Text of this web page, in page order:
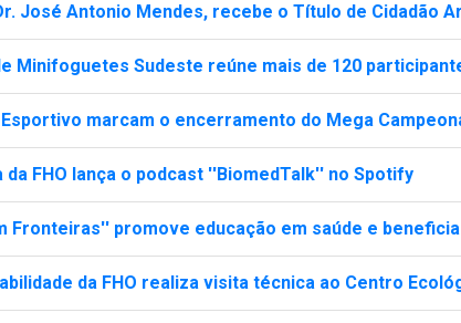
José Antonio Mendes, recebe o Título de Cidadão
Minifoguetes Sudeste reúne mais de 120
marcam o encerramento do Mega
da FHO lança o podcast ''BiomedTalk'' no Spotify
Fronteiras'' promove educação em saúde e
da FHO realiza visita técnica ao Centro